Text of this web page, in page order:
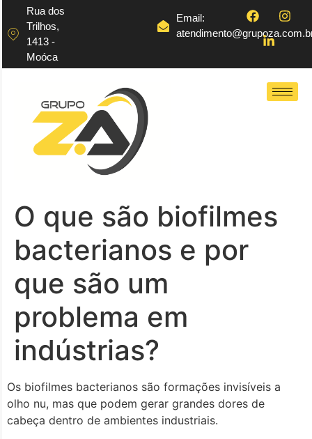
Rua dos
Trilhos,
1413 -
Moóca
Email:
O que são biofilmes
bacterianos e por
que são um
problema em
indústrias?
Os biofilmes bacterianos são formações invisíveis a
olho nu, mas que podem gerar grandes dores de
cabeça dentro de ambientes industriais.